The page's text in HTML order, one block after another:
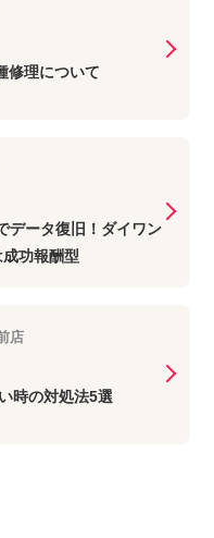
理について
データ復旧！ダイワン
功報酬型
店
時の対処法5選